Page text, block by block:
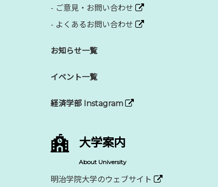
- ご意見・お問い合わせ
- よくあるお問い合わせ
お知らせ一覧
イベント一覧
経済学部 Instagram
大学案内
About University
明治学院大学のウェブサイト